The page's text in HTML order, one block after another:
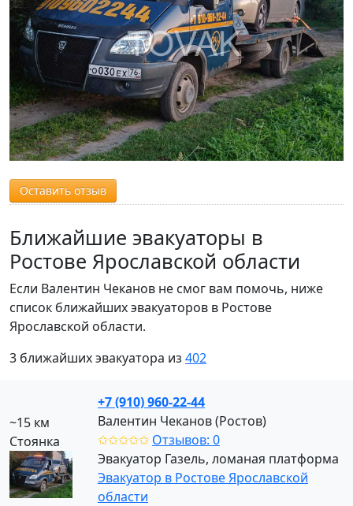
Оставить отзыв
Ближайшие эвакуаторы в
Ростове Ярославской области
Если Валентин Чеканов не смог вам помочь, ниже
список ближайших эвакуаторов в Ростове
Ярославской области.
3 ближайших эвакуатора из 402
~15 км
Стоянка
+7 (910) 960-22-44
Валентин Чеканов (Ростов)
✩✩✩✩✩ Отзывов: 0
Эвакуатор Газель, ломаная платформа
Эвакуатор в Ростове Ярославской
области